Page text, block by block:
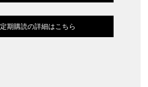
定期購読の詳細はこちら